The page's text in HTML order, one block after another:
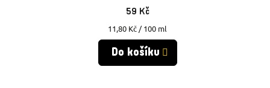
59 Kč
Měrná
cena:
11,80 Kč / 100 ml
Do košíku